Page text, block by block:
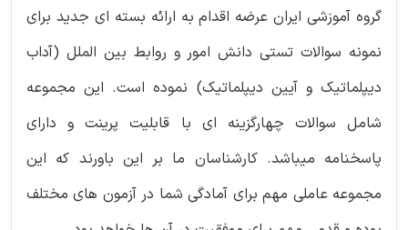
گروه آموزشی ایران عرضه اقدام به ارائه بسته ای جدید برای
نمونه سوالات تستی دانش امور و روابط بین الملل (آداب
دیپلماتیک و آیین دیپلماتیک) نموده است. این مجموعه
شامل سوالات چهارگزینه ای با قابلیت پرینت و دارای
پاسخنامه میباشد. کارشناسان ما بر این باورند که این
مجموعه عاملی مهم برای آمادگی شما در آزمون های مختلف